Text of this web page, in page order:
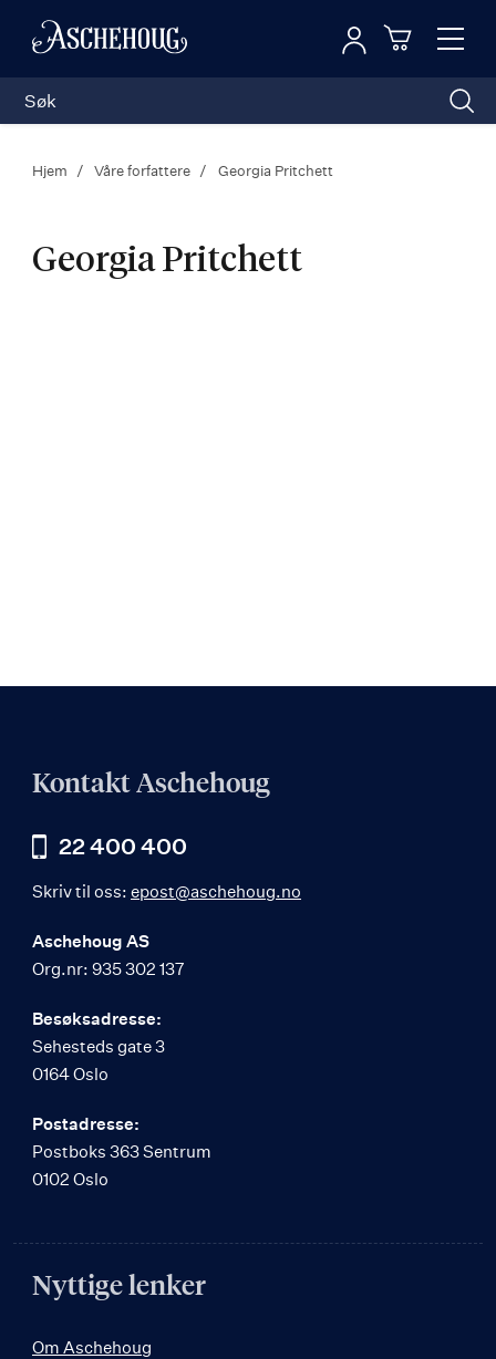
Toggle
Logg inn
Hjem Våre forfattere Georgia Pritchett
Georgia Pritchett
Kontakt Aschehoug
22 400 400
Skriv til oss: epost@aschehoug.no
Aschehoug AS
Org.nr: 935 302 137
Besøksadresse:
Sehesteds gate 3
0164 Oslo
Postadresse:
Postboks 363 Sentrum
0102 Oslo
Nyttige lenker
Om Aschehoug